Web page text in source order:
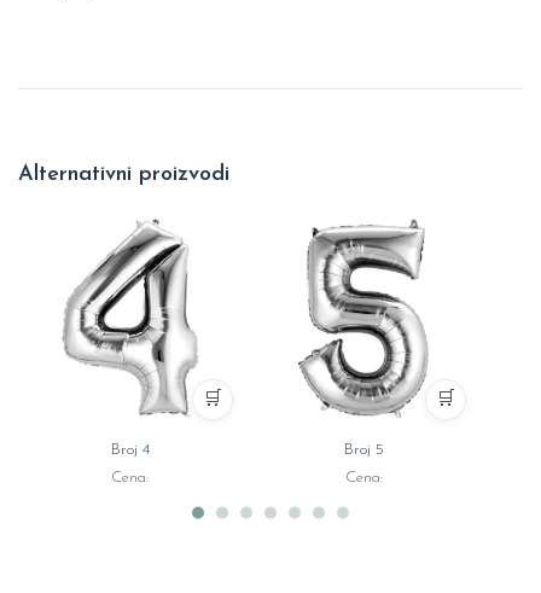
Alternativni proizvodi
🛒
Broj 4
Cena:
🛒
Broj 5
Cena: